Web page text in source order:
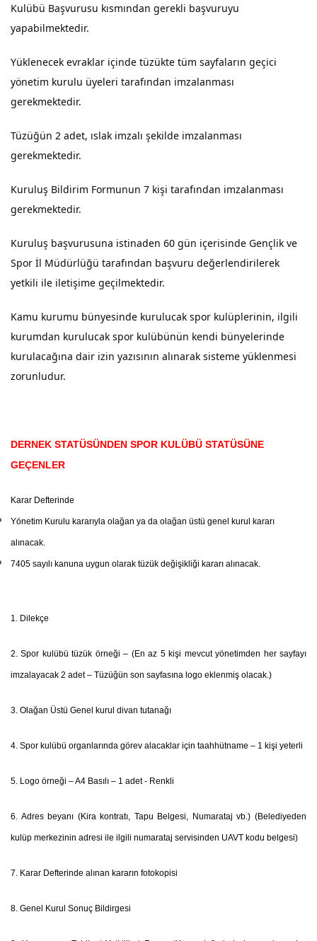
Kulübü Başvurusu kısmından gerekli başvuruyu
yapabilmektedir.
Yüklenecek evraklar içinde tüzükte tüm sayfaların geçici
yönetim kurulu üyeleri tarafından imzalanması
gerekmektedir.
Tüzüğün 2 adet, ıslak imzalı şekilde imzalanması
gerekmektedir.
Kuruluş Bildirim Formunun 7 kişi tarafından imzalanması
gerekmektedir.
Kuruluş başvurusuna istinaden 60 gün içerisinde Gençlik ve
Spor İl Müdürlüğü tarafından başvuru değerlendirilerek
yetkili ile iletişime geçilmektedir.
Kamu kurumu bünyesinde kurulucak spor kulüplerinin, ilgili
kurumdan kurulucak spor kulübünün kendi bünyelerinde
kurulacağına dair izin yazısının alınarak sisteme yüklenmesi
zorunludur.
DERNEK STATÜSÜNDEN SPOR KULÜBÜ STATÜSÜNE
GEÇENLER
Karar Defterinde
Yönetim Kurulu kararıyla olağan ya da olağan üstü genel kurul kararı
alınacak.
7405 sayılı kanuna uygun olarak tüzük değişikliği kararı alınacak.
1. Dilekçe
2. Spor kulübü tüzük örneği – (En az 5 kişi mevcut yönetimden her sayfayı
imzalayacak 2 adet – Tüzüğün son sayfasına logo eklenmiş olacak.)
3. Olağan Üstü Genel kurul divan tutanağı
4. Spor kulübü organlarında görev alacaklar için taahhütname – 1 kişi yeterli
5. Logo örneği – A4 Basılı – 1 adet - Renkli
6. Adres beyanı (Kira kontratı, Tapu Belgesi, Numarataj vb.) (Belediyeden
kulüp merkezinin adresi ile ilgili numarataj servisinden UAVT kodu belgesi)
7. Karar Defterinde alınan kararın fotokopisi
8. Genel Kurul Sonuç Bildirgesi